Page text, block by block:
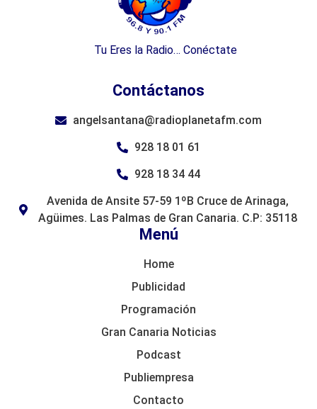
Tu Eres la Radio… Conéctate
Menú
Home
Publicidad
Programación
Gran Canaria Noticias
Podcast
Publiempresa
Contacto
Contáctanos
angelsantana@radioplanetafm.com
928 18 01 61
928 18 34 44
Avenida de Ansite 57-59 1ºB Cruce de Arinaga,
Agüimes. Las Palmas de Gran Canaria. C.P: 35118